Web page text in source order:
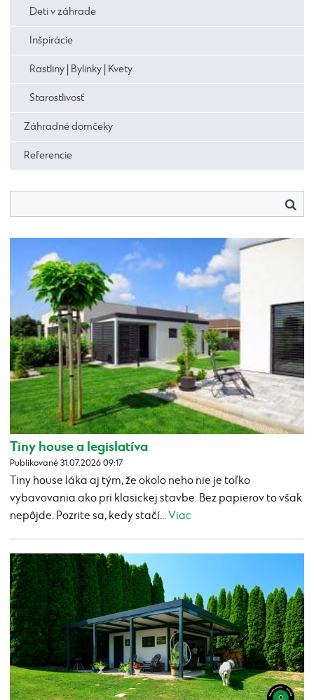
Deti v záhrade
Inšpirácie
Rastliny | Bylinky | Kvety
Starostlivosť
Záhradné domčeky
Referencie
Tiny house a legislatíva
Publikované 31.07.2026 09:17
Tiny house láka aj tým, že okolo neho nie je toľko
vybavovania ako pri klasickej stavbe. Bez papierov to však
nepôjde. Pozrite sa, kedy stačí...Viac